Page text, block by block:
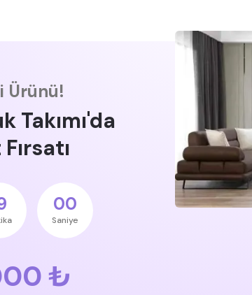
Ürünü!
Takımı'da
59
Saniye
₺